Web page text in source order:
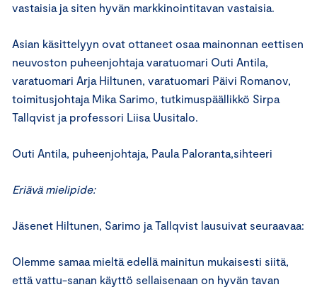
vastaisia ja siten hyvän markkinointitavan vastaisia.
Asian käsittelyyn ovat ottaneet osaa mainonnan eettisen
neuvoston puheenjohtaja varatuomari Outi Antila,
varatuomari Arja Hiltunen, varatuomari Päivi Romanov,
toimitusjohtaja Mika Sarimo, tutkimuspäällikkö Sirpa
Tallqvist ja professori Liisa Uusitalo.
Outi Antila, puheenjohtaja, Paula Paloranta,sihteeri
Eriävä mielipide:
Jäsenet Hiltunen, Sarimo ja Tallqvist lausuivat seuraavaa:
Olemme samaa mieltä edellä mainitun mukaisesti siitä,
että vattu-sanan käyttö sellaisenaan on hyvän tavan